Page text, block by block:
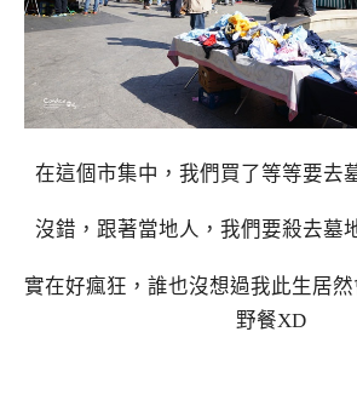
在這個市集中，我們買了等等要去
沒錯，跟著當地人，我們要殺去墓
實在好瘋狂，誰也沒想過我此生居
野餐XD